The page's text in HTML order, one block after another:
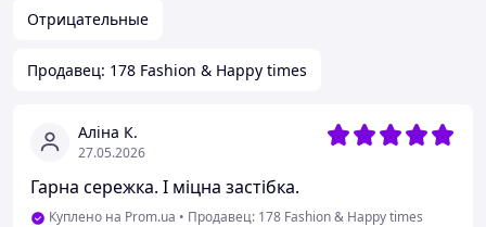
Отрицательные
Продавец: 178 Fashion & Happy times
Аліна К.
27.05.2026
Гарна сережка. І міцна застібка.
Куплено на Prom.ua • Продавец: 178 Fashion & Happy times